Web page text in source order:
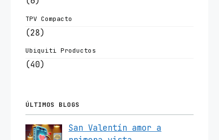
TPV Compacto
(28)
Ubiquiti Productos
(40)
ÚLTIMOS BLOGS
San Valentín amor a